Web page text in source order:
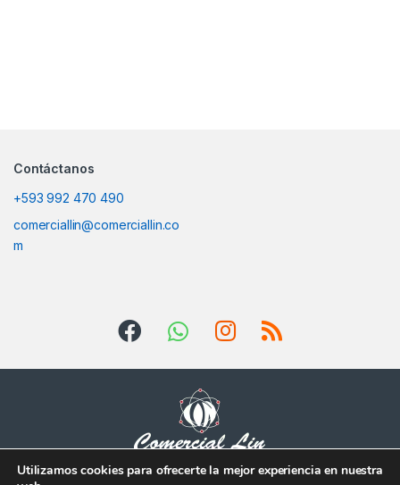
Contáctanos
+593 992 470 490
comerciallin@comerciallin.co
m
Utilizamos cookies para ofrecerte la mejor experiencia en nuestra